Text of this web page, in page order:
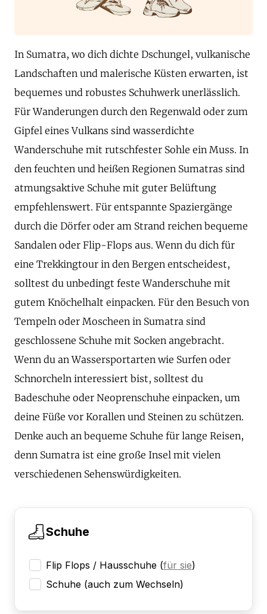
In Sumatra, wo dich dichte Dschungel, vulkanische
Landschaften und malerische Küsten erwarten, ist
bequemes und robustes Schuhwerk unerlässlich.
Für Wanderungen durch den Regenwald oder zum
Gipfel eines Vulkans sind wasserdichte
Wanderschuhe mit rutschfester Sohle ein Muss. In
den feuchten und heißen Regionen Sumatras sind
atmungsaktive Schuhe mit guter Belüftung
empfehlenswert. Für entspannte Spaziergänge
durch die Dörfer oder am Strand reichen bequeme
Sandalen oder Flip-Flops aus. Wenn du dich für
eine Trekkingtour in den Bergen entscheidest,
solltest du unbedingt feste Wanderschuhe mit
gutem Knöchelhalt einpacken. Für den Besuch von
Tempeln oder Moscheen in Sumatra sind
geschlossene Schuhe mit Socken angebracht.
Wenn du an Wassersportarten wie Surfen oder
Schnorcheln interessiert bist, solltest du
Badeschuhe oder Neoprenschuhe einpacken, um
deine Füße vor Korallen und Steinen zu schützen.
Denke auch an bequeme Schuhe für lange Reisen,
denn Sumatra ist eine große Insel mit vielen
verschiedenen Sehenswürdigkeiten.
Schuhe
Flip Flops / Hausschuhe (für sie)
Schuhe (auch zum Wechseln)